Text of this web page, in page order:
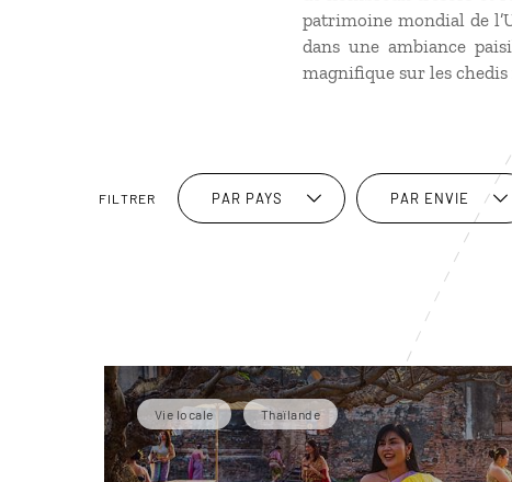
patrimoine mondial de
dans une ambiance
magnifique sur les
FILTRER PAR PAYS PAR ENVIE
Vie locale Thaïlande